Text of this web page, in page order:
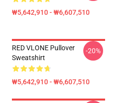
₩5,642,910 - ₩6,607,510
RED VLONE Pullover
Sweatshirt
₩5,642,910 - ₩6,607,510
-20%